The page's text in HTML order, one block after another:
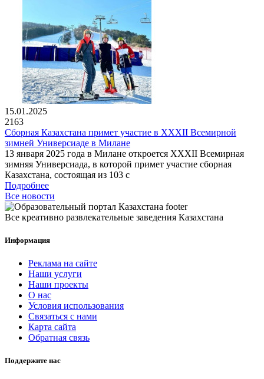
15.01.2025
2163
Сборная Казахстана примет участие в XXXII Всемирной
зимней Универсиаде в Милане
13 января 2025 года в Милане откроется XXXII Всемирная
зимняя Универсиада, в которой примет участие сборная
Казахстана, состоящая из 103 с
Подробнее
Все новости
Все креативно развлекательные заведения Казахстана
Информация
Реклама на сайте
Наши услуги
Наши проекты
О нас
Условия использования
Связаться с нами
Карта сайта
Обратная связь
Поддержите нас